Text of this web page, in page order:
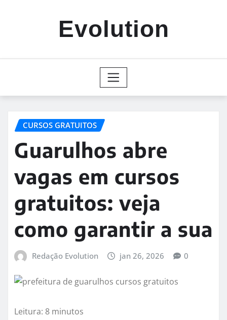
Evolution
CURSOS GRATUITOS
Guarulhos abre
vagas em cursos
gratuitos: veja
como garantir a sua
Redação Evolution jan 26, 2026 0
Leitura: 8 minutos